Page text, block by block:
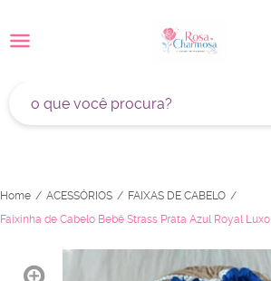
Home ACESSÓRIOS
FAIXAS DE CABELO
Faixinha de Cabelo Bebê Strass Prata Azul Royal Luxo